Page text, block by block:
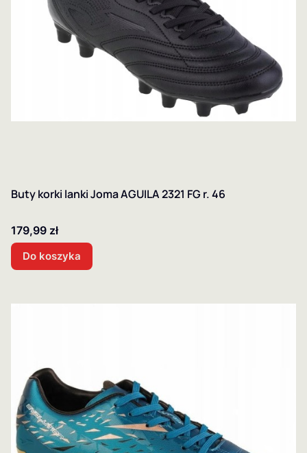
Buty korki lanki Joma AGUILA 2321 FG r. 46
Cena
179,99 zł
Do koszyka